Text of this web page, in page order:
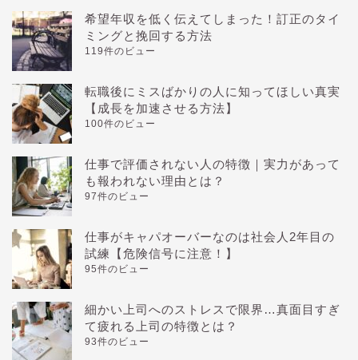
希望年収を低く伝えてしまった！訂正のタイ
ミングと挽回する方法
119件のビュー
転職後にミスばかりの人に知ってほしい真実
【成長を加速させる方法】
100件のビュー
仕事で評価されない人の特徴｜実力があって
も報われない理由とは？
97件のビュー
仕事がキャパオーバーなのは社会人2年目の
試練【危険信号に注意！】
95件のビュー
細かい上司へのストレスで限界…真面目すぎ
て疲れる上司の特徴とは？
93件のビュー